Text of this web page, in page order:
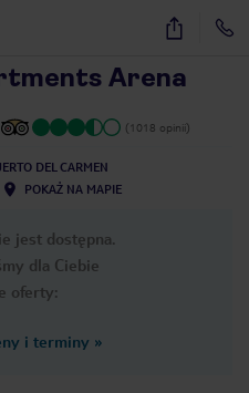
18
Arena
(1018 opinii)
DEL CARMEN
POKAŻ NA MAPIE
jest dostępna.
dla Ciebie
oferty:
i terminy »